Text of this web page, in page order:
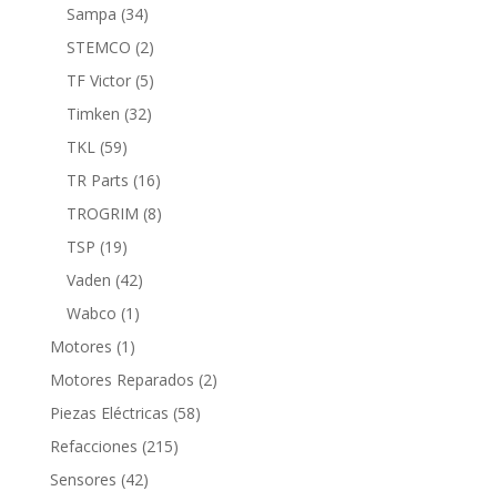
Sampa 3434
productos
STEMCO 22
productos
TF Victor 55
productos
Timken 3232
TKL 5959
productos
TR Parts 1616
productos
TROGRIM 88
TSP 1919
productos
Vaden 4242
productos
Wabco 1 1
producto
Motores 1 1
producto
Motores Reparados 22
Piezas Eléctricas 5858
Refacciones 215215
Sensores 4242